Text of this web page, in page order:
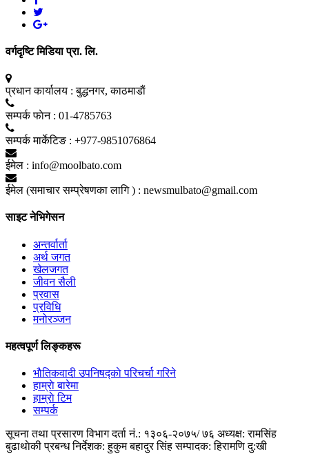
वर्गदृष्टि मिडिया प्रा. लि.
प्रधान कार्यालय : बुद्धनगर, काठमाडाैं
सम्पर्क फाेन : 01-4785763
सम्पर्क मार्केटिङ : +977-9851076864
ईमेल : info@moolbato.com
ईमेल (समाचार सम्प्रेषणका लागि ) : newsmulbato@gmail.com
साइट नेभिगेसन
अन्तर्वार्ता
अर्थ जगत
खेलजगत
जीवन सैली
प्रवास
प्रविधि
मनोरञ्जन
महत्वपूर्ण लिङ्कहरू
भाैतिकवादी उपनिषद्काे परिचर्चा गरिने
हाम्राे बारेमा
हाम्राे टिम
सम्पर्क
सूचना तथा प्रसारण विभाग दर्ता नं.: १३०६-२०७५/ ७६ अध्यक्ष: रामसिंह
बुढाथाेकी प्रबन्ध निर्देशक: हुकुम बहादुर सिंह सम्पादक: हिरामणि दु:खी